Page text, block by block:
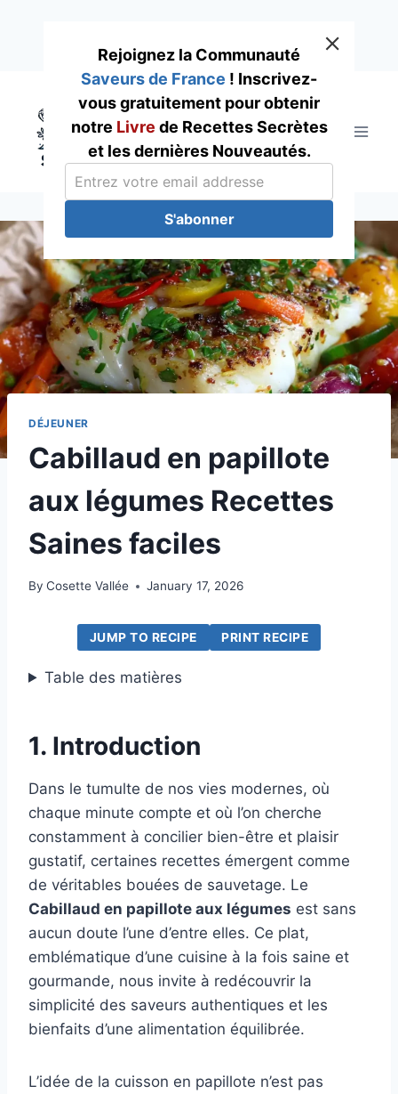
content
DÉJEUNER
Cabillaud en papillote
aux légumes Recettes
Saines faciles
By Cosette Vallée January 17, 2026
JUMP TO RECIPE PRINT RECIPE
Table des matières
1. Introduction
Dans le tumulte de nos vies modernes, où
chaque minute compte et où l’on cherche
constamment à concilier bien-être et plaisir
gustatif, certaines recettes émergent comme
de véritables bouées de sauvetage. Le
Cabillaud en papillote aux légumes est sans
aucun doute l’une d’entre elles. Ce plat,
emblématique d’une cuisine à la fois saine et
gourmande, nous invite à redécouvrir la
simplicité des saveurs authentiques et les
bienfaits d’une alimentation équilibrée.
L’idée de la cuisson en papillote n’est pas
Rejoignez la Communauté
Saveurs de France ! Inscrivez-
vous gratuitement pour obtenir
notre Livre de Recettes Secrètes
et les dernières Nouveautés.
S'abonner